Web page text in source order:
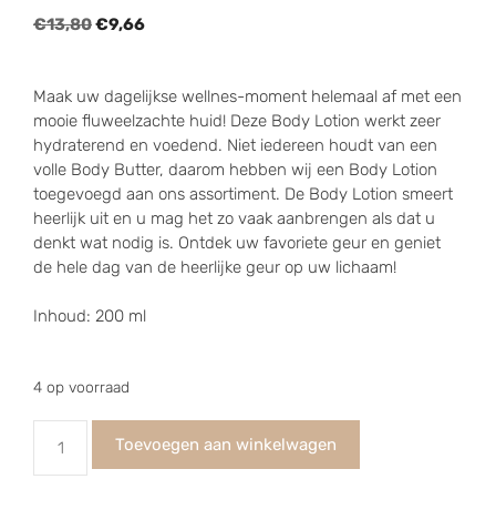
€13,80€9,66
Maak uw dagelijkse wellnes-moment helemaal af met een
mooie fluweelzachte huid! Deze Body Lotion werkt zeer
hydraterend en voedend. Niet iedereen houdt van een
volle Body Butter, daarom hebben wij een Body Lotion
toegevoegd aan ons assortiment. De Body Lotion smeert
heerlijk uit en u mag het zo vaak aanbrengen als dat u
denkt wat nodig is. Ontdek uw favoriete geur en geniet
de hele dag van de heerlijke geur op uw lichaam!
Inhoud: 200 ml
4 op voorraad
Toevoegen aan winkelwagen